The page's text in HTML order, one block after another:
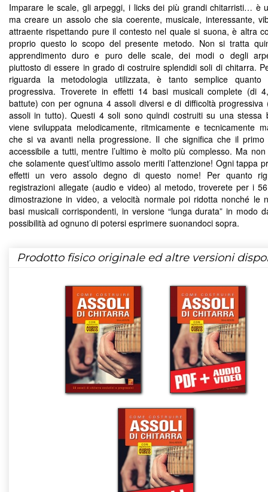
Imparare le scale, gli arpeggi, i licks dei più grandi chitarristi… è
ma creare un assolo che sia coerente, musicale, interessante,
attraente rispettando pure il contesto nel quale si suona, è altra
proprio questo lo scopo del presente metodo. Non si tratta
apprendimento duro e puro delle scale, dei modi o degli
piuttosto di essere in grado di costruire splendidi soli di chitarra.
riguarda la metodologia utilizzata, è tanto semplice quanto
progressiva. Troverete in effetti 14 basi musicali complete (di
battute) con per ognuna 4 assoli diversi e di difficoltà progressiva
assoli in tutto). Questi 4 soli sono quindi costruiti su una stessa
viene sviluppata melodicamente, ritmicamente e tecnicamente
che si va avanti nella progressione. Il che significa che il primo
accessibile a tutti, mentre l’ultimo è molto più complesso. Ma
che solamente quest’ultimo assolo meriti l’attenzione! Ogni tappa
effetti un vero assolo degno di questo nome! Per quanto
registrazioni allegate (audio e video) al metodo, troverete per i
dimostrazione in video, a velocità normale poi ridotta nonché le
basi musicali corrispondenti, in versione “lunga durata” in modo
possibilità ad ognuno di potersi esprimere suonandoci sopra.
Prodotto fisico originale ed altre versioni